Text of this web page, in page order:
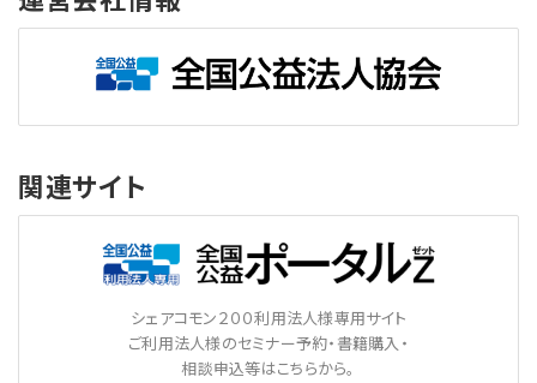
関連サイト
シェアコモン２００利用法人様専用サイト
ご利用法人様のセミナー予約・書籍購入・
相談申込等はこちらから。